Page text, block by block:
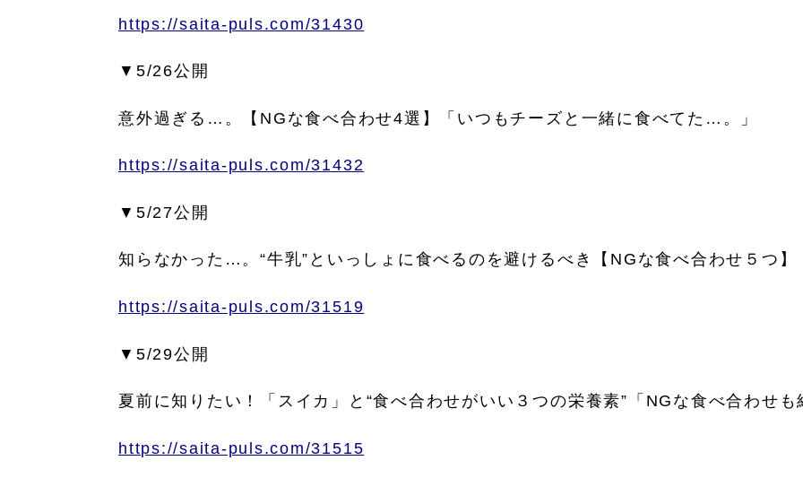
https://saita-puls.com/31430
▼5/26公開
意外過ぎる…。【NGな食べ合わせ4選】「いつもチーズと一緒に食べてた…。」
https://saita-puls.com/31432
▼5/27公開
知らなかった…。“牛乳”といっしょに食べるのを避けるべき【NGな食べ合わせ５つ】
https://saita-puls.com/31519
▼5/29公開
夏前に知りたい！「スイカ」と“食べ合わせがいい３つの栄養素”「NGな食べ合わせも
https://saita-puls.com/31515